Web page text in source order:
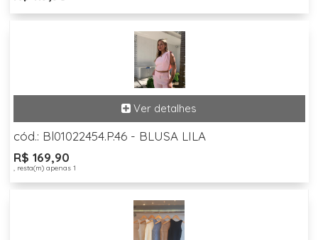
cód.: Bl01022454.P.46 - BLUSA LILA
R$ 169,90
, resta(m) apenas 1